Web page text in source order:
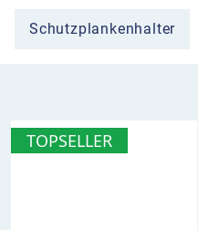
Schutzplankenhalter
TOPSELLER